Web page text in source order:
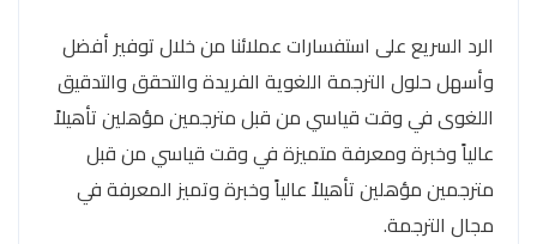
الرد السريع على استفسارات عملائنا من خلال توفير أفضل
وأسهل حلول الترجمة اللغوية الفريدة والتحقق والتدقيق
اللغوى في وقت قياسي من قبل مترجمين مؤهلين تأهيلاً
عالياً وخبرة ومعرفة متميزة في وقت قياسي من قبل
مترجمين مؤهلين تأهيلاً عالياً وخبرة وتميز المعرفة في
مجال الترجمة.